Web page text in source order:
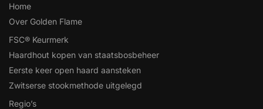
Home
Over Golden Flame
FSC® Keurmerk
Haardhout kopen van staatsbosbeheer
Eerste keer open haard aansteken
Zwitserse stookmethode uitgelegd
Regio’s